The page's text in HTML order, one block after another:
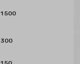
1 500
300